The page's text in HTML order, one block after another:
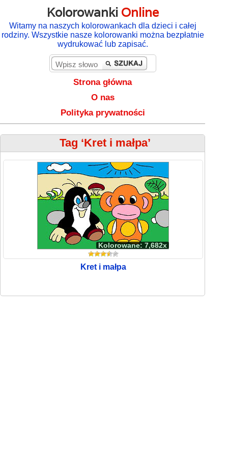
Kolorowanki Online
Witamy na naszych kolorowankach dla dzieci i całej
rodziny. Wszystkie nasze kolorowanki można bezpłatnie
wydrukować lub zapisać.
Strona główna
O nas
Polityka prywatności
Tag ‘Kret i małpa’
Kolorowane: 7,682x
Kret i małpa